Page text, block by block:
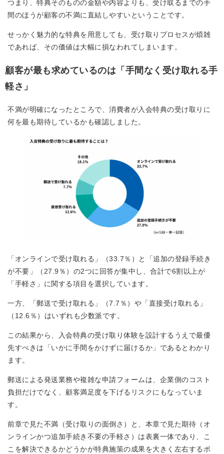
つまり、特典そのものの金額や内容よりも、受け取るまでの手
間のほうが顧客の不満に直結しやすいということです。
せっかく魅力的な特典を用意しても、受け取りプロセスが煩雑
であれば、その価値は大幅に損なわれてしまいます。
顧客が最も求めているのは「手間なく受け取れる手
軽さ」
不満が明確になったところで、消費者が入会特典の受け取りに
何を最も期待しているかも確認しました。
「オンラインで受け取れる」（33.7％）と「追加の登録手続き
が不要」（27.9％）の2つに回答が集中し、合計で6割以上が
「手軽さ」に関する項目を選択しています。
一方、「郵送で受け取れる」（7.7％）や「直接受け取れる」
（12.6％）はいずれも少数派です。
この結果から、入会特典の受け取り体験を設計するうえで最優
先すべきは「いかに手間をかけずに届けるか」であるとわかり
ます。
郵送による発送業務や複雑な申請フォームは、企業側のコスト
負担だけでなく、顧客満足度を下げるリスクにもなっていま
す。
前章で見た不満（受け取りの面倒さ）と、本章で見た期待（オ
ンラインかつ追加手続き不要の手軽さ）は表裏一体であり、こ
こを解決できるかどうかが特典施策の成果を大きく左右するポ